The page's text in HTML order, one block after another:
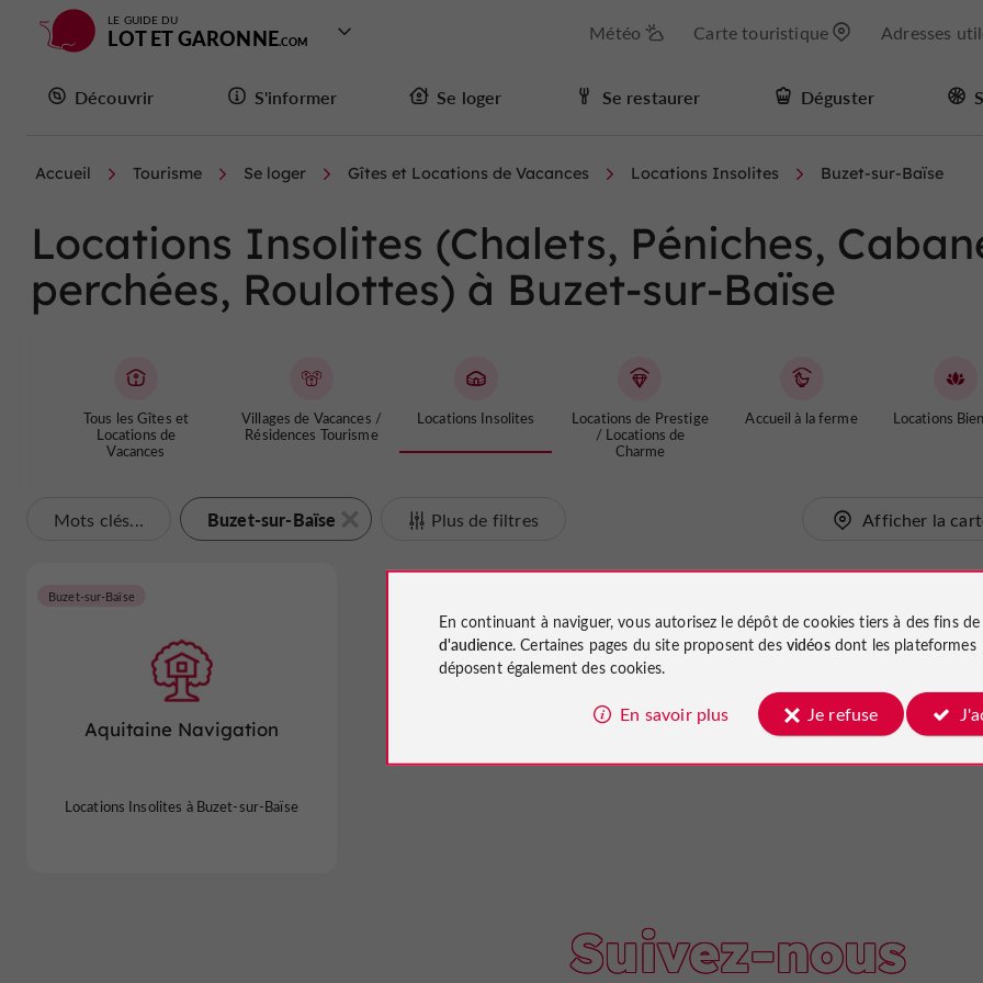
LE GUIDE DU
LOT ET GARONNE Météo Carte touristique Adresses
Découvrir S'informer Se loger Se restaurer Déguster
Accueil Tourisme Se loger Gîtes et Locations de Vacances Locations Insolites Buzet-sur-Baïse
Locations Insolites (Chalets, Péniches,
perchées, Roulottes) à Buzet-sur-Baïse
Tous les Gîtes et
Locations de
Vacances
Villages de Vacances /
Résidences Tourisme
Locations Insolites
Locations de Prestige
/ Locations de
Charme
Accueil à la ferme Locations
Mots clés... Buzet-sur-Baïse Plus de filtres Afficher la
Aquitaine Navigation
Buzet-sur-Baïse
Locations Insolites à Buzet-sur-Baïse
Suivez-nous
En continuant à naviguer, vous autorisez le dépôt de cookies tiers à des fins de
d'audience. Certaines pages du site proposent des vidéosdont les plateformes
déposent également des cookies.
En savoir plus Je refuse